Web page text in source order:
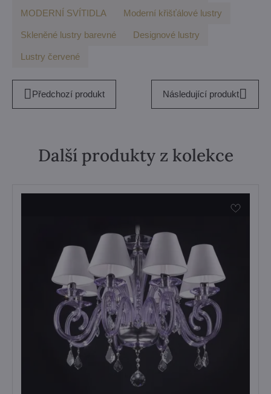
MODERNÍ SVÍTIDLA Moderní křišťálové lustry
Skleněné lustry barevné Designové lustry
Lustry červené
Předchozí produkt Následující produkt
Další produkty z kolekce